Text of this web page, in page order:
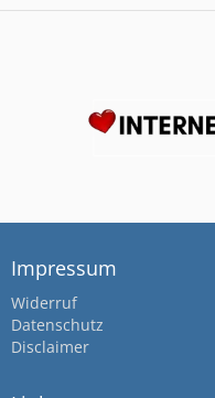
Impressum
Widerruf
Datenschutz
Disclaimer